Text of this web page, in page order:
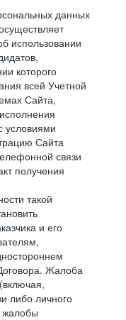
данных
использовании
которого
всей Учетной
Сайта,
условиями
Сайта
связи
получения
такой
и его
Жалоба
либо личного
жалобы